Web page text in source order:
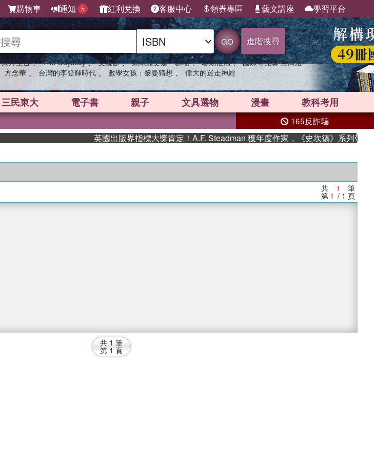
購物車 通知 5 紅利兌換 客服中心 領券專區 藝文講座 學習平台
GO 進階搜尋
東野圭吾 、 The Odyssey 、 父親節 、 如果歷史是一群喵 、 暑期推薦 、 國際布克獎 臺灣漫
方念華 、 台灣的李登輝時代 、 數學女孩：黎曼猜想 、 偉大的迷走神經
三民東大 電子書 親子 文具選物 漫畫 教科考用
165反詐騙
英國出版界指標大獎肯定！A.F. Steadman 獲年度作家，《史坎德》系列帶你踏
共 1 筆
第 1 / 1 頁
共 1 筆
第 1 頁